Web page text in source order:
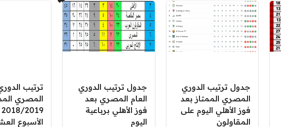
جدول ترتيب الدوري
المصري الممتاز بعد
فوز الأهلي اليوم على
المقاولون
جدول ترتيب الدوري
العام المصري بعد
فوز الأهلي برباعية
اليوم
ترتيب
المصري
الأسبوع